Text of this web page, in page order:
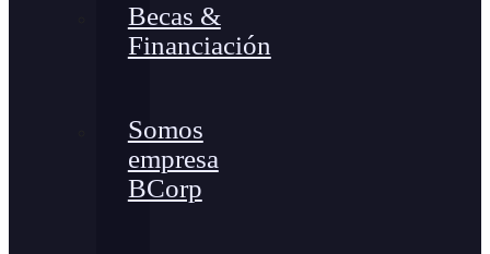
Becas &
Financiación
Somos
empresa
BCorp